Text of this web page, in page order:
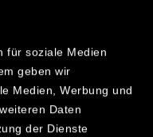
für soziale Medien
geben wir
Medien, Werbung und
Daten
der Dienste